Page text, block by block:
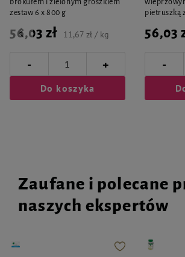
brokułem i zielonym groszkiem
zestaw 6 x 800 g
56,03 zł 11,67 zł / kg
- +
Do koszyka
pietruszką
56,03
-
Zaufane i polecane
naszych ekspertów